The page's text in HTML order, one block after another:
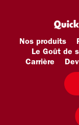
Nos produits
Le Goût de
Carrière